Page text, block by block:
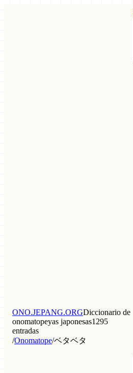
ONO.JEPANG.ORGDiccionario de
onomatopeyas japonesas1295
entradas
/Onomatope/ベタベタ